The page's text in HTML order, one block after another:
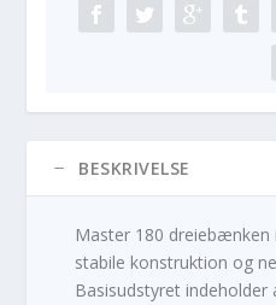
BESKRIVELSE
Master 180 dreiebænken
stabile konstruktion og
Basisudstyret indeholder